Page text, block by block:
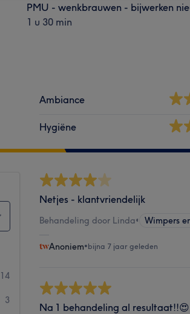
PMU - wenkbrauwen - bijwerken
1 u 30 min
Ambiance
Hygiëne
14
3
Netjes - klantvriendelijk
Behandeling door Linda• Wimpers
Anoniem•bijna 7 jaar geleden
Na 1 behandeling al